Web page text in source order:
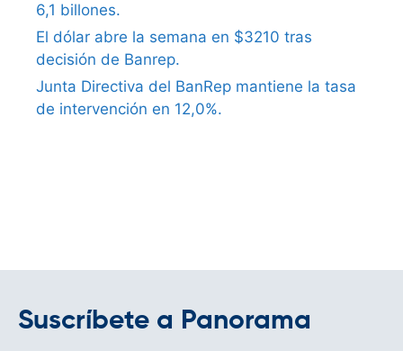
6,1 billones.
El dólar abre la semana en $3210 tras
decisión de Banrep.
Junta Directiva del BanRep mantiene la tasa
de intervención en 12,0%.
what is erectile dysfunction treatment low
dysfunction cures erectile dysfunction
Suscríbete a Panorama